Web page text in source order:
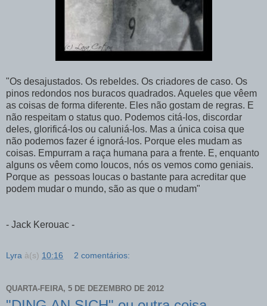
"Os desajustados. Os rebeldes. Os criadores de caso. Os
pinos redondos nos buracos quadrados. Aqueles que vêem
as coisas de forma diferente. Eles não gostam de regras. E
não respeitam o status quo. Podemos citá-los, discordar
deles, glorificá-los ou caluniá-los. Mas a única coisa que
não podemos fazer é ignorá-los. Porque eles mudam as
coisas. Empurram a raça humana para a frente. E, enquanto
alguns os vêem como loucos, nós os vemos como geniais.
Porque as pessoas loucas o bastante para acreditar que
podem mudar o mundo, são as que o mudam"
- Jack Kerouac -
Lyra à(s) 10:16 2 comentários:
QUARTA-FEIRA, 5 DE DEZEMBRO DE 2012